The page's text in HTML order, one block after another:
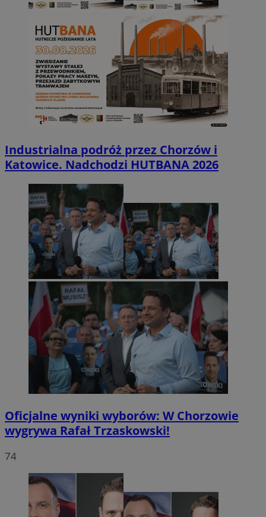
Industrialna podróż przez Chorzów i
Katowice. Nadchodzi HUTBANA 2026
Oficjalne wyniki wyborów: W Chorzowie
wygrywa Rafał Trzaskowski!
74